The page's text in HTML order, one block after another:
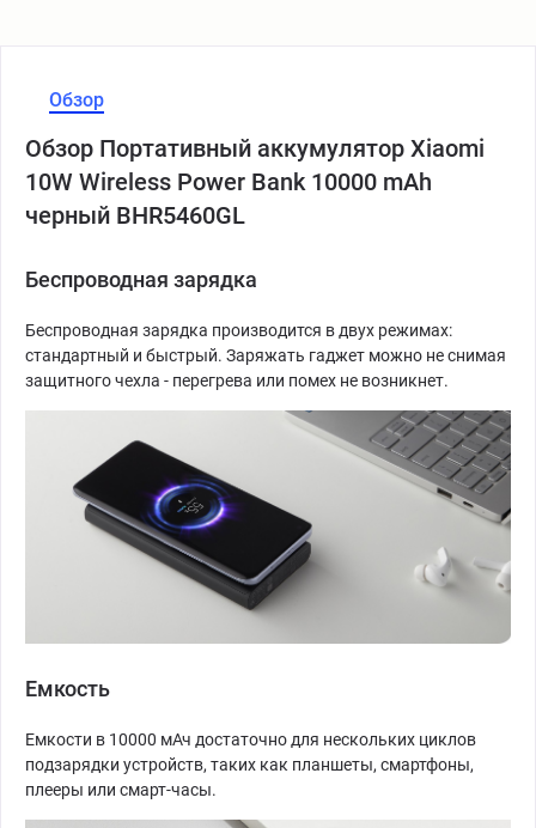
Обзор
Обзор Портативный аккумулятор Xiaomi
10W Wireless Power Bank 10000 mAh
черный BHR5460GL
Беспроводная зарядка
Беспроводная зарядка производится в двух режимах:
стандартный и быстрый. Заряжать гаджет можно не снимая
защитного чехла - перегрева или помех не возникнет.
Емкость
Емкости в 10000 мАч достаточно для нескольких циклов
подзарядки устройств, таких как планшеты, смартфоны,
плееры или смарт-часы.